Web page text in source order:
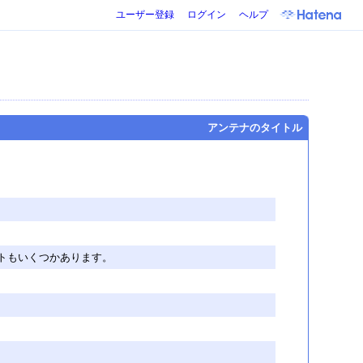
ユーザー登録 ログイン ヘルプ
アンテナのタイトル
いくつかあります。